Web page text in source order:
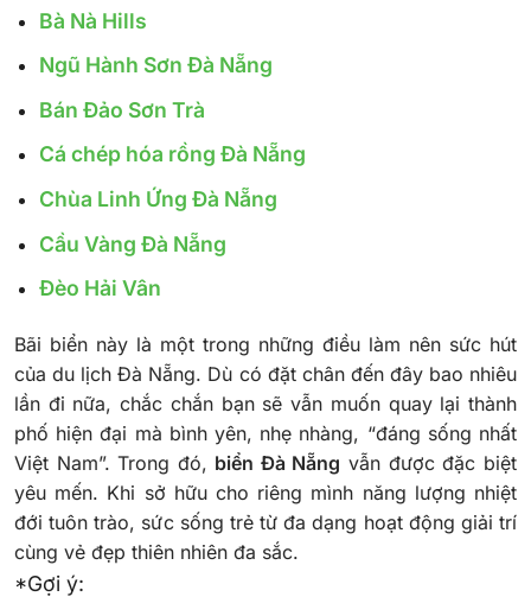
Bà Nà Hills
Ngũ Hành Sơn Đà Nẵng
Bán Đảo Sơn Trà
Cá chép hóa rồng Đà Nẵng
Chùa Linh Ứng Đà Nẵng
Cầu Vàng Đà Nẵng
Đèo Hải Vân
Bãi biển này là một trong những điều làm nên sức hút
của du lịch Đà Nẵng. Dù có đặt chân đến đây bao nhiêu
lần đi nữa, chắc chắn bạn sẽ vẫn muốn quay lại thành
phố hiện đại mà bình yên, nhẹ nhàng, “đáng sống nhất
Việt Nam”. Trong đó, biển Đà Nẵng vẫn được đặc biệt
yêu mến. Khi sở hữu cho riêng mình năng lượng nhiệt
đới tuôn trào, sức sống trẻ từ đa dạng hoạt động giải trí
cùng vẻ đẹp thiên nhiên đa sắc.
*Gợi ý: